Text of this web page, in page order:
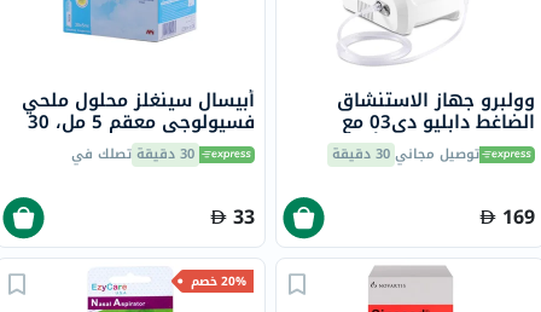
وولبرو جهاز الاستنشاق
الضاغط دابليو دي03 مع
مجموعة كاملة من أجهزة
الإستنشاقتوصيل مجاني30 دقيقة
169
أبيسال سينغلز محلول ملحي
فسيولوجي معقم 5 مل، 30
قرص 30 دقيقة تصلك في
33
20% خصم